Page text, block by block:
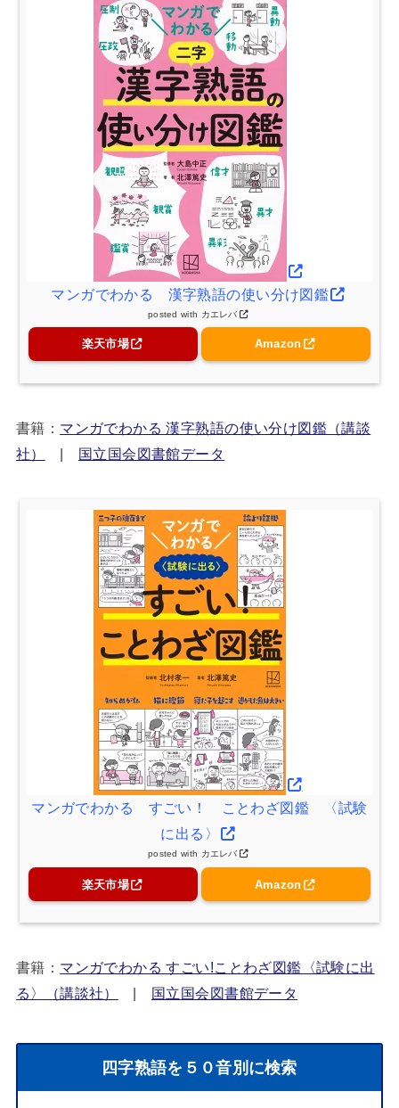
マンガでわかる 漢字熟語の使い分け図鑑
posted with カエレバ
楽天市場 Amazon
書籍： マンガでわかる 漢字熟語の使い分け図鑑（講談
社）
| 国立国会図書館データ
マンガでわかる すごい！ ことわざ図鑑 〈試験
に出る〉
posted with カエレバ
楽天市場 Amazon
書籍： マンガでわかる すごい!ことわざ図鑑〈試験に出
る〉（講談社）
| 国立国会図書館データ
四字熟語を５０音別に検索